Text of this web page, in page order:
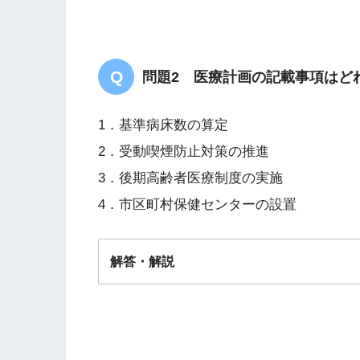
問題2 医療計画の記載事項はど
1．基準病床数の算定
2．受動喫煙防止対策の推進
3．後期高齢者医療制度の実施
4．市区町村保健センターの設置
解答・解説